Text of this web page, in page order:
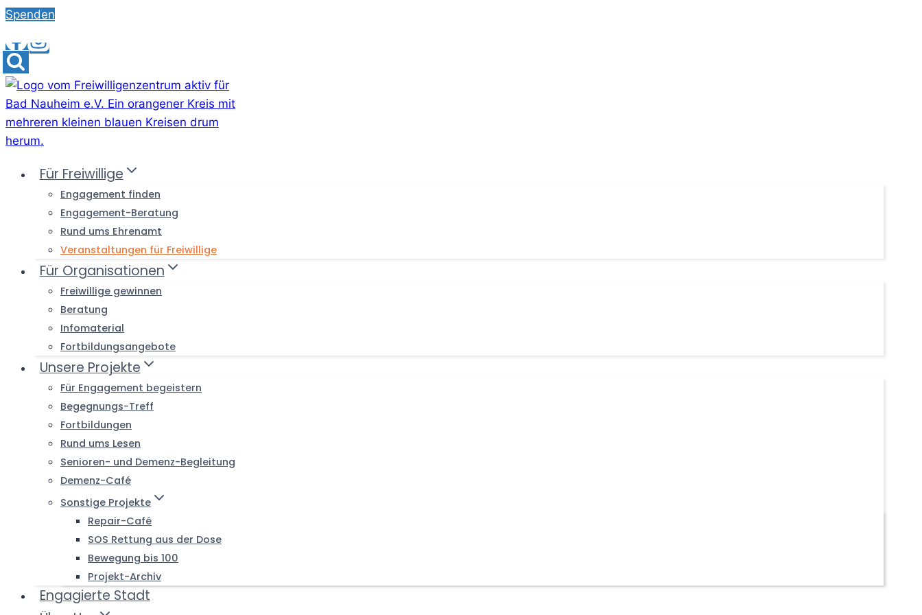
Skip
content
Spenden
Für Freiwillige
Engagement finden
Engagement-Beratung
Rund ums Ehrenamt
Veranstaltungen für Freiwillige
Für Organisationen
Freiwillige gewinnen
Beratung
Infomaterial
Fortbildungsangebote
Unsere Projekte
Für Engagement begeistern
Begegnungs-Treff
Fortbildungen
Rund ums Lesen
Senioren- und Demenz-Begleitung
Demenz-Café
Sonstige Projekte
Repair-Café
SOS Rettung aus der Dose
Bewegung bis 100
Projekt-Archiv
Engagierte Stadt